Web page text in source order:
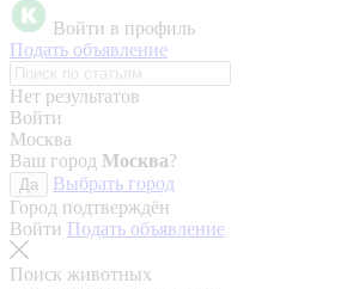
Войти в профиль
Подать объявление
Нет результатов
Войти
Москва
Ваш город Москва?
Да
Выбрать город
Город подтверждён
Войти Подать объявление
Поиск животных